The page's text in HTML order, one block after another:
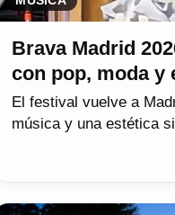
Brava Madrid
con pop, moda y
El festival vuelve a
música y una estética